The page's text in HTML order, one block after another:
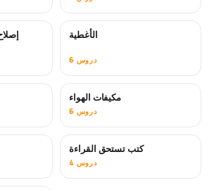
الأغطية
6 دروس
قريبًا
مكيفات الهواء
6 دروس
قريبًا
كتب تستحق القراءة
4 دروس